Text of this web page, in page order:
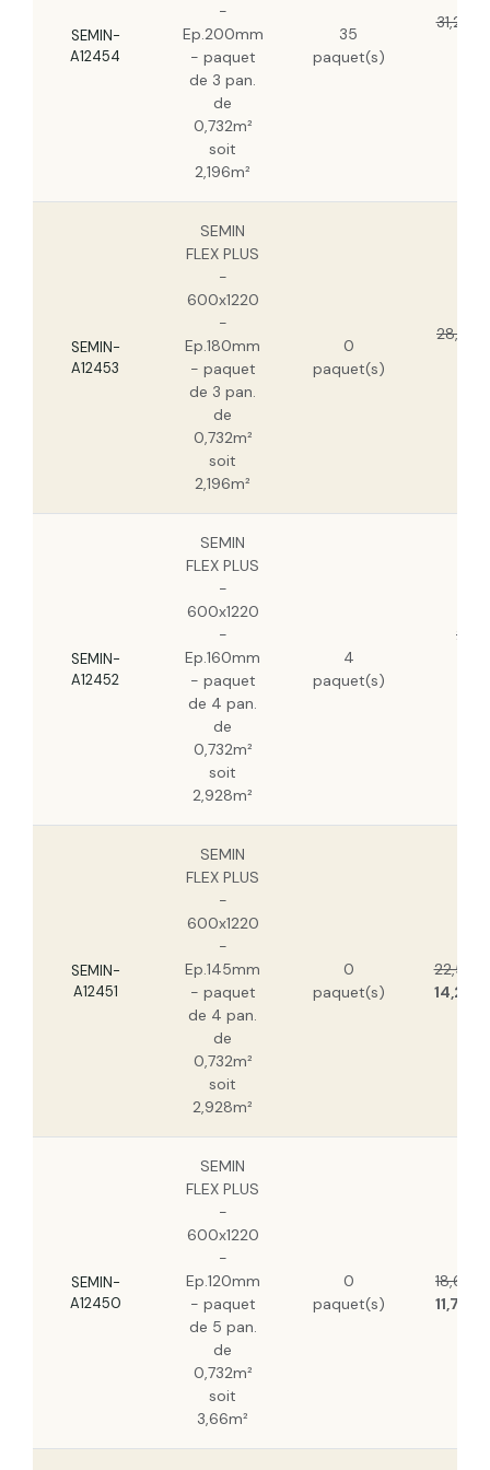
SEMIN FLEX PLUS - 600x1220 -
Ep.200mm - paquet de 3 pan. de
0,732m² soit 2,196m²
SEMIN FLEX PLUS - 600x1220 -
Ep.160mm - paquet de 4 pan. de
0,732m² soit 2,928m²
SEMIN-
A12454
-
Ep.200mm
- paquet
de 3 pan.
de
0,732m²
soit
2,196m²
35
paquet(s)
31,20
SEMIN-
A12453
SEMIN
FLEX PLUS
-
600x1220
-
Ep.180mm
- paquet
de 3 pan.
de
0,732m²
soit
2,196m²
0
paquet(s)
28,13
SEMIN-
A12452
SEMIN
FLEX PLUS
-
600x1220
-
Ep.160mm
- paquet
de 4 pan.
de
0,732m²
soit
2,928m²
4
paquet(s)
SEMIN-
A12451
SEMIN
FLEX PLUS
-
600x1220
-
Ep.145mm
- paquet
de 4 pan.
de
0,732m²
soit
2,928m²
0
paquet(s)
22,56
14,21
SEMIN-
A12450
SEMIN
FLEX PLUS
-
600x1220
-
Ep.120mm
- paquet
de 5 pan.
de
0,732m²
soit
3,66m²
0
paquet(s)
18,66
11,76